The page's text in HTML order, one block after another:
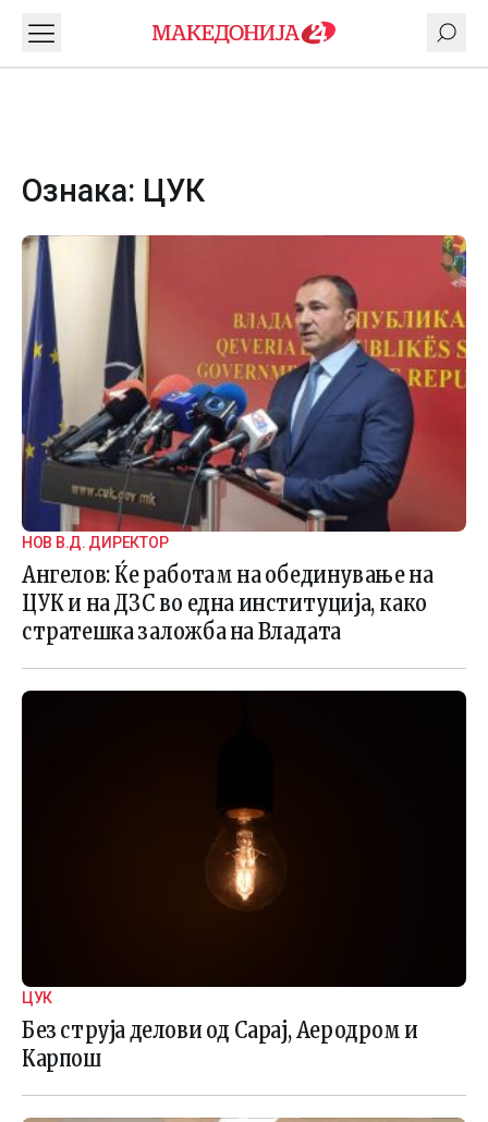
Ознака: ЦУК
НОВ В.Д. ДИРЕКТОР
Ангелов: Ќе работам на обединување на
ЦУК и на ДЗС во една институција, како
стратешка заложба на Владата
ЦУК
Без струја делови од Сарај, Аеродром и
Карпош